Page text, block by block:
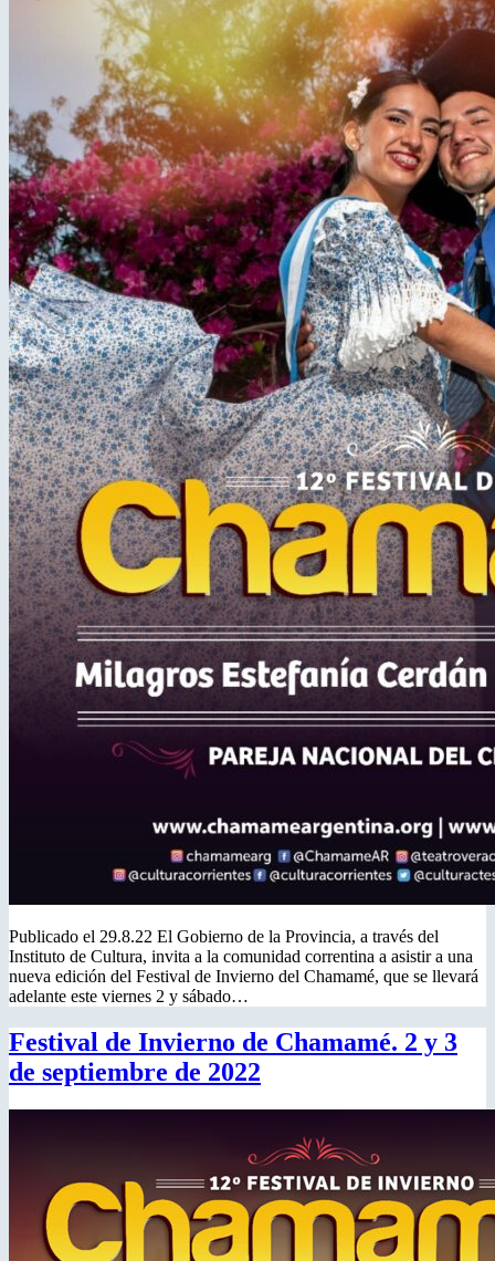
Publicado el 29.8.22 El Gobierno de la Provincia, a través del
Instituto de Cultura, invita a la comunidad correntina a asistir a una
nueva edición del Festival de Invierno del Chamamé, que se llevará
adelante este viernes 2 y sábado…
Festival de Invierno de Chamamé. 2 y 3
de septiembre de 2022